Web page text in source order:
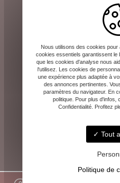
Effectuez
Le paiement de la
en toute sécurité à
rendez-vous
paiement vous
la
Cette méthode vous
d’écoute et de
Nous utilisons des cookies
cookies essentiels garantissent le
que les cookies d'analyse nous
l'utilisez. Les cookies de
une expérience plus adaptée à
des annonces pertinentes.
paramètres du navigateur. En
politique. Pour plus d'infos,
Confidentialité. Profitez
Tout
Politique de